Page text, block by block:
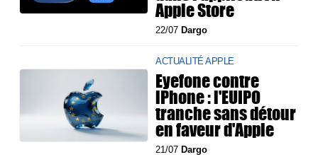
Apple Store
22/07 Dargo
ACTUALITÉ APPLE
Eyefone contre
iPhone : l'EUIPO
tranche sans détour
en faveur d'Apple
21/07 Dargo